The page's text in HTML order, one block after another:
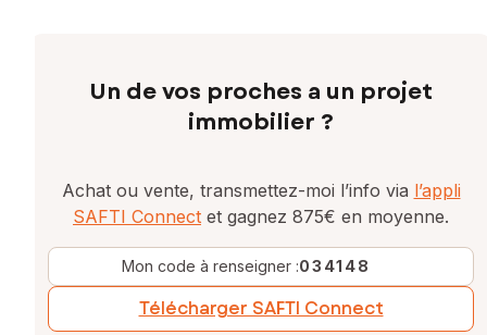
Un de vos proches a un projet
immobilier ?
Achat ou vente, transmettez-moi l’info via l’appli
SAFTI Connect et gagnez 875€ en moyenne.
Mon code à renseigner :034148
Télécharger SAFTI Connect